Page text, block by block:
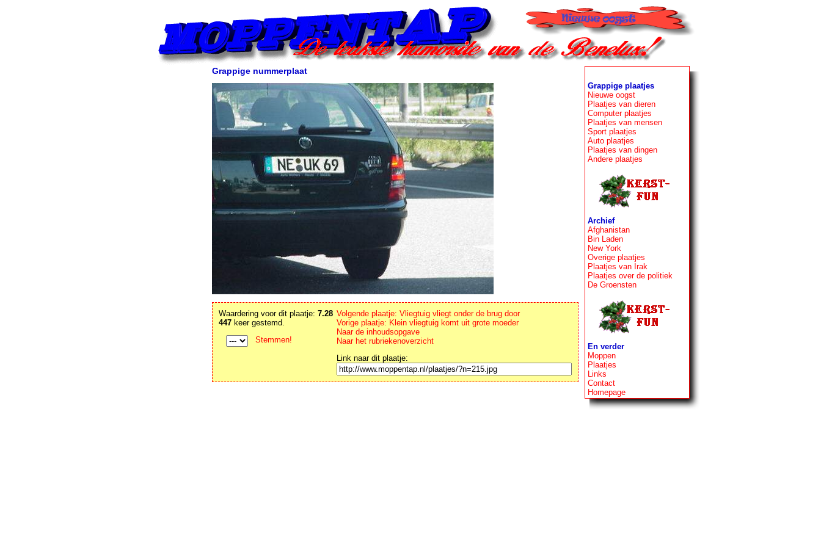
Grappige nummerplaat
Waardering voor dit plaatje: 7.28
447 keer gestemd.
Stemmen!
Volgende plaatje: Vliegtuig vliegt onder de brug door
Vorige plaatje: Klein vliegtuig komt uit grote moeder
Naar de inhoudsopgave
Naar het rubriekenoverzicht
Link naar dit plaatje:
Grappige plaatjes
Nieuwe oogst
Plaatjes van dieren
Computer plaatjes
Plaatjes van mensen
Sport plaatjes
Auto plaatjes
Plaatjes van dingen
Andere plaatjes
Archief
Afghanistan
Bin Laden
New York
Overige plaatjes
Plaatjes van Irak
Plaatjes over de politiek
De Groensten
En verder
Moppen
Plaatjes
Links
Contact
Homepage